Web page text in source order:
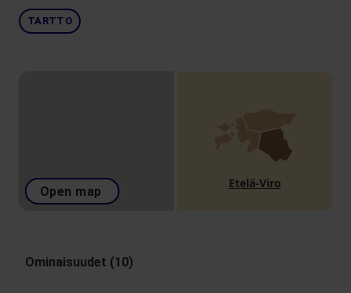
TARTTO
Open map
Etelä-Viro
Ominaisuudet (10)